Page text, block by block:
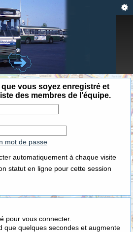
que vous soyez enregistré et
des membres de l’équipe.
mot de passe
automatiquement à chaque visite
statut en ligne pour cette session
pour vous connecter.
que quelques secondes et augmente